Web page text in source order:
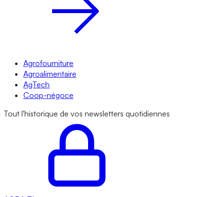
Agrofourniture
Agroalimentaire
AgTech
Coop-négoce
Tout l'historique de vos newsletters quotidiennes